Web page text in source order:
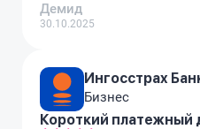
Демид
30.10.2025
Ингосстрах
Бизнес
Короткий платежный